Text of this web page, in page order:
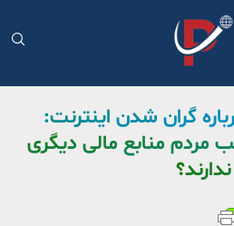
گران شدن اینترنت:
مردم منابع مالی دیگری
ندارند؟